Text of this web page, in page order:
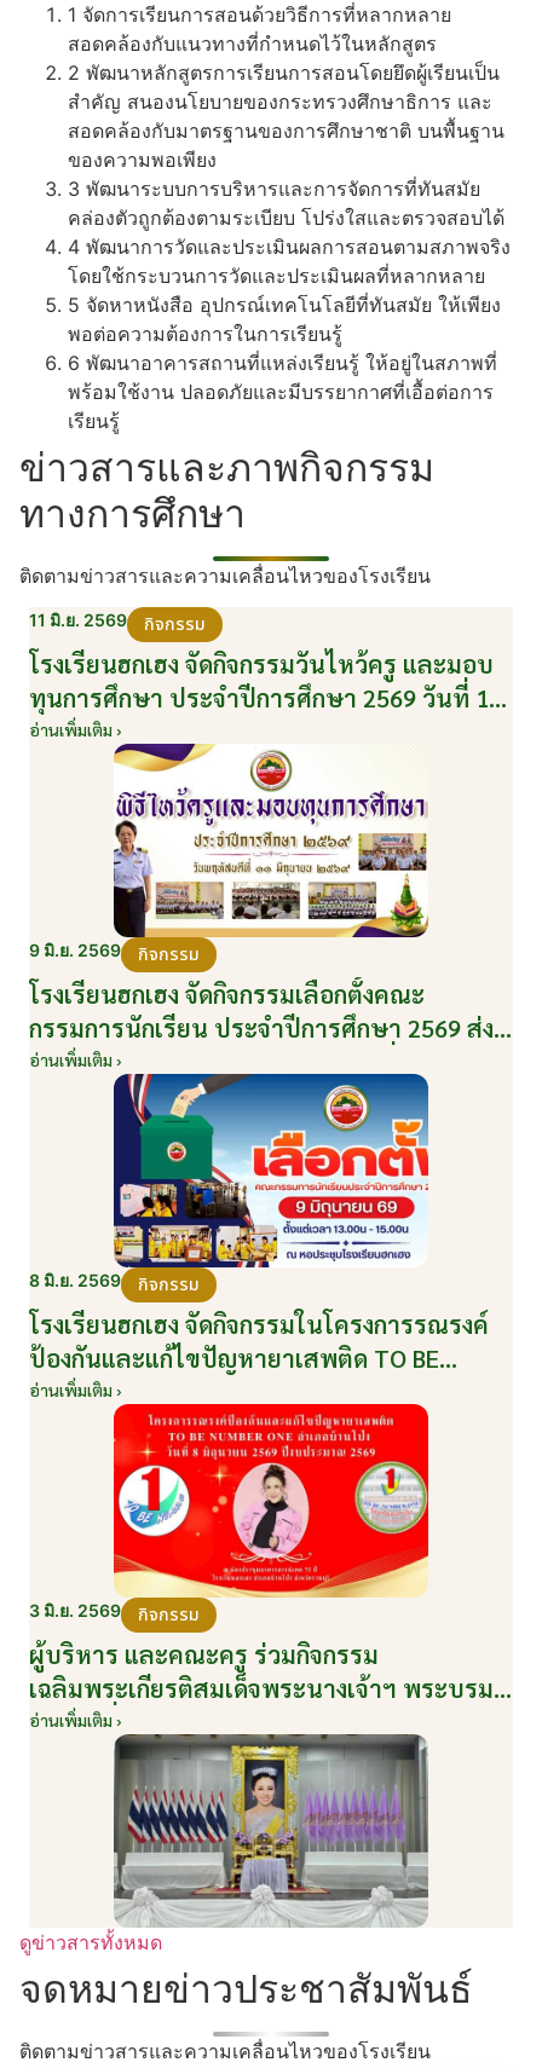
1 จัดการเรียนการสอนด้วยวิธีการที่หลากหลาย
สอดคล้องกับแนวทางที่กำหนดไว้ในหลักสูตร
2 พัฒนาหลักสูตรการเรียนการสอนโดยยึดผู้เรียนเป็น
สำคัญ สนองนโยบายของกระทรวงศึกษาธิการ และ
สอดคล้องกับมาตรฐานของการศึกษาชาติ บนพื้นฐาน
ของความพอเพียง
3 พัฒนาระบบการบริหารและการจัดการที่ทันสมัย
คล่องตัวถูกต้องตามระเบียบ โปร่งใสและตรวจสอบได้
4 พัฒนาการวัดและประเมินผลการสอนตามสภาพจริง
โดยใช้กระบวนการวัดและประเมินผลที่หลากหลาย
5 จัดหาหนังสือ อุปกรณ์เทคโนโลยีที่ทันสมัย ให้เพียง
พอต่อความต้องการในการเรียนรู้
6 พัฒนาอาคารสถานที่แหล่งเรียนรู้ ให้อยู่ในสภาพที่
พร้อมใช้งาน ปลอดภัยและมีบรรยากาศที่เอื้อต่อการ
เรียนรู้
ข่าวสารและภาพกิจกรรม
ทางการศึกษา
ติดตามข่าวสารและความเคลื่อนไหวของโรงเรียน
11 มิ.ย. 2569 กิจกรรม
โรงเรียนฮกเฮง จัดกิจกรรมวันไหว้ครู และมอบ
ทุนการศึกษา ประจำปีการศึกษา 2569 วันที่ 11
มิถุนายน 2569
อ่านเพิ่มเติม ›
9 มิ.ย. 2569 กิจกรรม
โรงเรียนฮกเฮง จัดกิจกรรมเลือกตั้งคณะ
กรรมการนักเรียน ประจำปีการศึกษา 2569 ส่ง
เสริมประชาธิปไตยในโรงเรียน วันที่ 9 มิถุนายน
อ่านเพิ่มเติม ›
8 มิ.ย. 2569 กิจกรรม
โรงเรียนฮกเฮง จัดกิจกรรมในโครงการรณรงค์
ป้องกันและแก้ไขปัญหายาเสพติด TO BE
NUMBER ONE อำเภอบ้านโป่ง ปีงบประมาณ
2569 ให้กับนักเรียนแกนนำ ในวันที่ 8 มิถุนายน
อ่านเพิ่มเติม ›
3 มิ.ย. 2569 กิจกรรม
ผู้บริหาร และคณะครู ร่วมกิจกรรม
เฉลิมพระเกียรติสมเด็จพระนางเจ้าฯ พระบรม
ราชินี เนื่องในโอกาสวันเฉลิมพระชนมพรรษา
กับหน่วยงานอำเภอเมืองบ้านโป่ง ณ ศาลา
ประชาคมริมน้ำ วันที่ 3 มิถุนายน 2569
อ่านเพิ่มเติม ›
ดูข่าวสารทั้งหมด
จดหมายข่าวประชาสัมพันธ์
ติดตามข่าวสารและความเคลื่อนไหวของโรงเรียน